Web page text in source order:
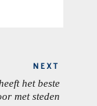
NEXT
NEXT
het beste
met steden